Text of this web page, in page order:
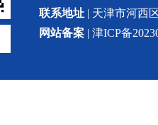
联系地址 | 天津市河西
网站备案 | 津ICP备